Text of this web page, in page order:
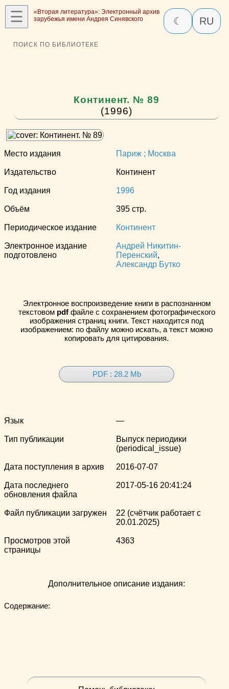
☰
«Вторая литература»: Электронный архив
зарубежья имени Андрея Синявского
☾ RU
ПОИСК ПО БИБЛИОТЕКЕ
Континент. № 89
(1996)
Место издания Париж ; Москва
Издательство Континент
Год издания 1996
Объём 395 стр.
Периодическое издание Континент
Электронное издание
подготовлено
Андрей Никитин-
Перенский,
Александр Бутко
Электронное воспроизведение книги в распознанном
текстовом pdfфайле с сохранением фотографического
изображения страниц книги. Текст находится под
изображением: по файлу можно искать, а текст можно
копировать для цитирования.
PDF : 28.2 Mb
Язык —
Тип публикации
Выпуск периодики
(periodical_issue)
Дата поступления в архив 2016-07-07
Дата последнего
обновления файла
2017-05-16 20:41:24
Файл публикации загружен
22 (счётчик работает с
20.01.2025)
Просмотров этой
страницы
4363
Дополнительное описание издания:
Содержание: